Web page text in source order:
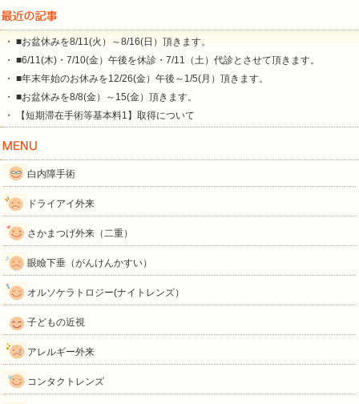
・ ■お盆休みを8/11(火）～8/16(日）頂きます。
・ ■6/11(木)・7/10(金）午後を休診・7/11（土）代診とさせて頂きます。
・ ■年末年始のお休みを12/26(金）午後～1/5(月）頂きます。
・ ■お盆休みを8/8(金）～15(金）頂きます。
・ 【短期滞在手術等基本料1】取得について
白内障手術
ドライアイ外来
さかまつげ外来（二重）
眼瞼下垂（がんけんかすい）
オルソケラトロジー(ナイトレンズ）
子どもの近視
アレルギー外来
コンタクトレンズ